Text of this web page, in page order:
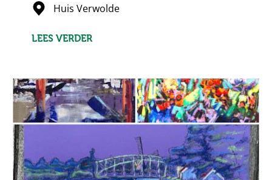
Huis Verwolde
LEES VERDER